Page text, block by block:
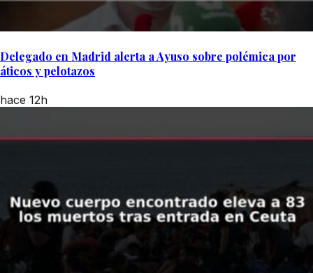
Delegado en Madrid alerta a Ayuso sobre polémica por
áticos y pelotazos
hace 12h